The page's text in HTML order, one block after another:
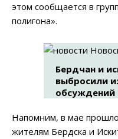
этом сообщается в
полигона».
Бердчан и
выбросили
обсуждений
Напомним, в мае
жителям Бердска и